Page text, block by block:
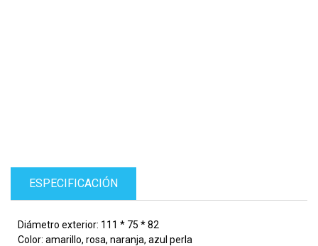
ESPECIFICACIÓN
Diámetro exterior: 111 * 75 * 82
Color: amarillo, rosa, naranja, azul perla